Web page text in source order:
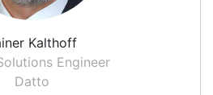
Kalthoff
Engineer
Datto